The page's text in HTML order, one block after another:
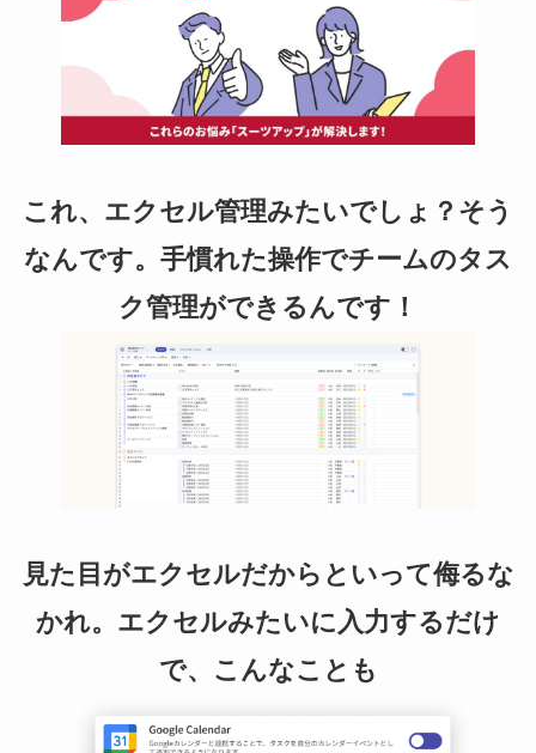
これ、エクセル管理みたいでしょ？そう
なんです。手慣れた操作でチームのタス
ク管理ができるんです！
見た目がエクセルだからといって侮るな
かれ。エクセルみたいに入力するだけ
で、こんなことも